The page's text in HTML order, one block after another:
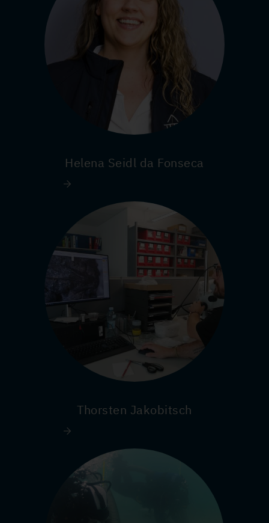
Helena Seidl da Fonseca
Thorsten Jakobitsch